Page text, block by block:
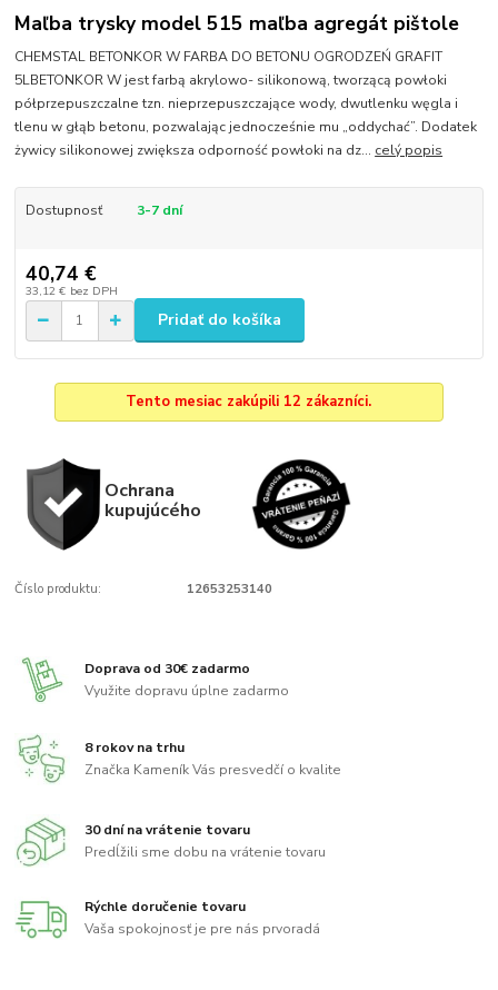
Maľba trysky model 515 maľba agregát pištole
CHEMSTAL BETONKOR W FARBA DO BETONU OGRODZEŃ GRAFIT
5LBETONKOR W jest farbą akrylowo- silikonową, tworzącą powłoki
półprzepuszczalne tzn. nieprzepuszczające wody, dwutlenku węgla i
tlenu w głąb betonu, pozwalając jednocześnie mu „oddychać”. Dodatek
żywicy silikonowej zwiększa odporność powłoki na dz... celý popis
Dostupnosť 3-7 dní
40,74 €
33,12 € bez DPH
Pridať do košíka
Tento mesiac zakúpili 12 zákazníci.
Ochrana
kupujúcého
Číslo produktu: 12653253140
Doprava od 30€ zadarmo
Využite dopravu úplne zadarmo
8 rokov na trhu
Značka Kameník Vás presvedčí o kvalite
30 dní na vrátenie tovaru
Predĺžili sme dobu na vrátenie tovaru
Rýchle doručenie tovaru
Vaša spokojnosť je pre nás prvoradá